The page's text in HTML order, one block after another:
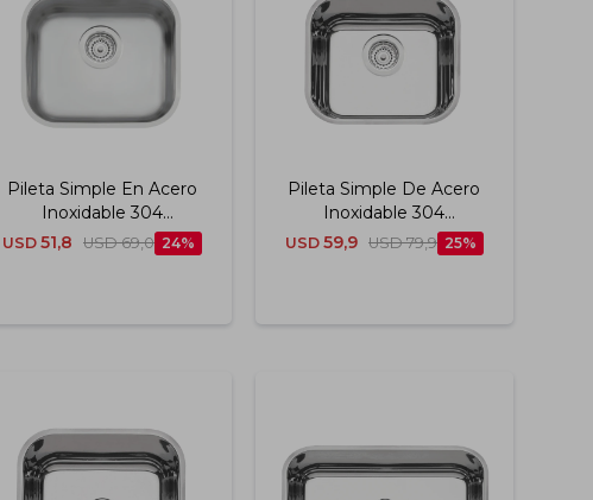
Pileta Simple En Acero
Inoxidable 304
Terminación Mate 40x34
Cm Tramontina
USD 51,8 USD 69,0 24
Pileta Simple De Acero
Inoxidable 304
Terminación Alto Brillo
40x34 Cm Tramontina
USD 59,9 USD 79,9 25